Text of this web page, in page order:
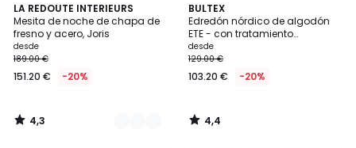
LA REDOUTE INTERIEURS
Mesita de noche de chapa de
fresno y acero, Joris
desde
189.00 €
151.20 € -20%
4,3
/ 5
4
Colores
4,3
/
BULTEX
Edredón nórdico de algodón
ETE - con tratamiento
antiácaros
desde
129.00 €
103.20 € -20%
4,4
/ 5
4,4
/